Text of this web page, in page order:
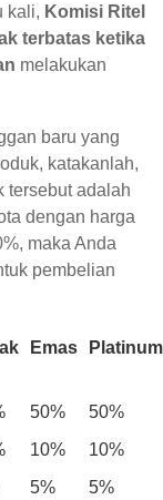
kali, Komisi Ritel
terbatas ketika
melakukan
baru yang
katakanlah,
tersebut adalah
dengan harga
maka Anda
pembelian
Emas Platinum
50%
50%
10%
10%
5%
5%